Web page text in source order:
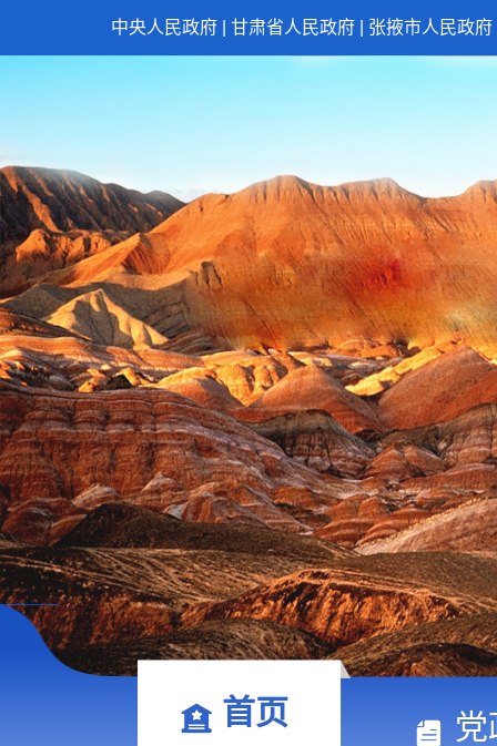
中央人民政府 甘肃省人民政府 张掖市人民政府
首页 党